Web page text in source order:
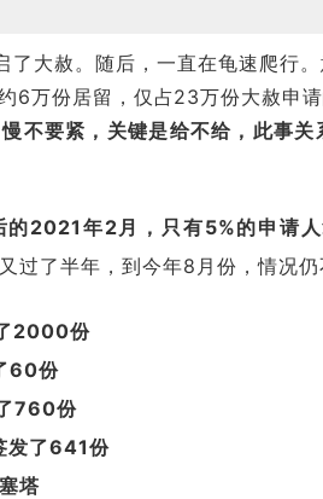
了大赦。随后，一直在龟速爬行
6万份居留，仅占23万份大赦申
慢不要紧，关键是给不给，此事
的2021年2月，只有5%的申请
过了半年，到今年8月份，情况仍
2000份
60份
760份
发了641份
塔